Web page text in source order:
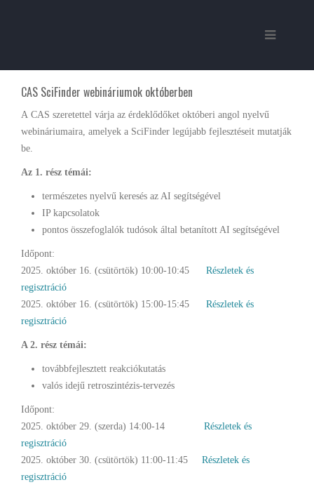
CAS SciFinder webináriumok októberben
A CAS szeretettel várja az érdeklődőket októberi angol nyelvű
webináriumaira, amelyek a SciFinder legújabb fejlesztéseit mutatják
be.
Az 1. rész témái:
természetes nyelvű keresés az AI segítségével
IP kapcsolatok
pontos összefoglalók tudósok által betanított AI segítségével
Időpont:
2025. október 16. (csütörtök) 10:00-10:45 Részletek és
regisztráció
2025. október 16. (csütörtök) 15:00-15:45 Részletek és
regisztráció
A 2. rész témái:
továbbfejlesztett reakciókutatás
valós idejű retroszintézis-tervezés
Időpont:
2025. október 29. (szerda) 14:00-14 Részletek és
regisztráció
2025. október 30. (csütörtök) 11:00-11:45 Részletek és
regisztráció